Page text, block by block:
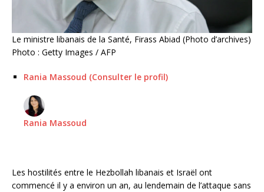
Le ministre libanais de la Santé, Firass Abiad (Photo d’archives)
Photo : Getty Images / AFP
Rania Massoud (Consulter le profil)
Rania Massoud
Les hostilités entre le Hezbollah libanais et Israël ont
commencé il y a environ un an, au lendemain de l’attaque sans